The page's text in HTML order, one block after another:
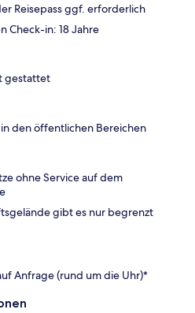
Reisepass ggf. erforderlich
Check-in: 18 Jahre
gestattet
den öffentlichen Bereichen
ohne Service auf dem
gibt es nur begrenzt
Anfrage (rund um die Uhr)*